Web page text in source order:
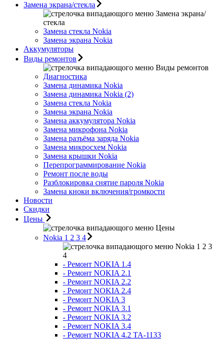
Замена экрана/стекла
Замена экрана/
стекла
Замена стекла Nokia
Замена экрана Nokia
Аккумуляторы
Виды ремонтов
Виды ремонтов
Диагностика
Замена динамика Nokia
Замена динамика Nokia (2)
Замена стекла Nokia
Замена экрана Nokia
Замена аккумулятора Nokia
Замена микрофона Nokia
Замена разъёма заряда Nokia
Замена микросхем Nokia
Замена крышки Nokia
Перепрограммирование Nokia
Ремонт после воды
Разблокировка снятие пароля Nokia
Замена кноки включения/громкости
Новости
Скидки
Цены
Цены
Nokia 1 2 3 4
Nokia 1 2 3
4
- Ремонт NOKIA 1.4
- Ремонт NOKIA 2.1
- Ремонт NOKIA 2.2
- Ремонт NOKIA 2.4
- Ремонт NOKIA 3
- Ремонт NOKIA 3.1
- Ремонт NOKIA 3.2
- Ремонт NOKIA 3.4
- Ремонт NOKIA 4.2 TA-1133